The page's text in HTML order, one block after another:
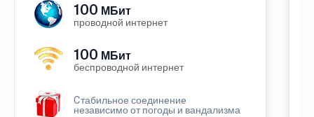
100 МБит
проводной интернет
100 МБит
беспроводной интернет
Cтабильное соединение
независимо от погоды и вандализма